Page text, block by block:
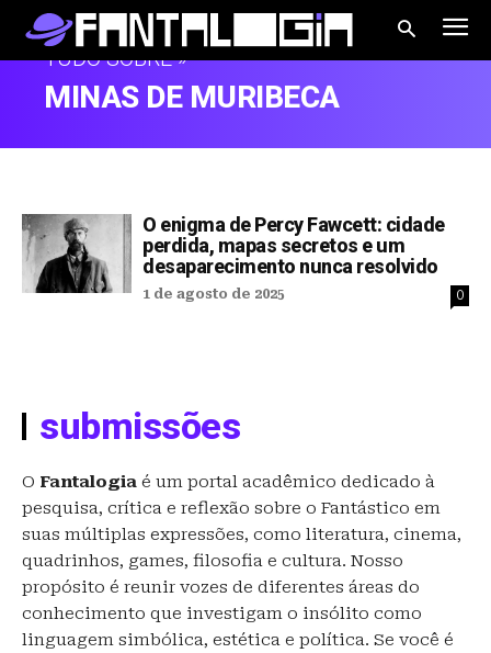
TUDO SOBRE »
MINAS DE MURIBECA
O enigma de Percy Fawcett: cidade
perdida, mapas secretos e um
desaparecimento nunca resolvido
1 de agosto de 2025 0
submissões
O Fantalogia é um portal acadêmico dedicado à
pesquisa, crítica e reflexão sobre o Fantástico em
suas múltiplas expressões, como literatura, cinema,
quadrinhos, games, filosofia e cultura. Nosso
propósito é reunir vozes de diferentes áreas do
conhecimento que investigam o insólito como
linguagem simbólica, estética e política. Se você é